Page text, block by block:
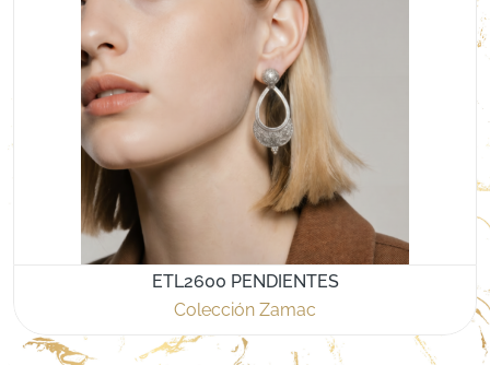
ETL2600 PENDIENTES
Colección Zamac